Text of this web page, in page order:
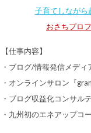
子育てしながら
おさちプロ
【仕事内容】
・ブログ/情報発信メディ
・オンラインサロン『
・ブログ収益化コンサル
・九州初のエネアップコ